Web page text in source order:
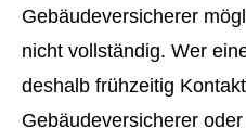
Gebäudeversicherer
nicht vollständig. Wer
deshalb frühzeitig
Gebäudeversicherer